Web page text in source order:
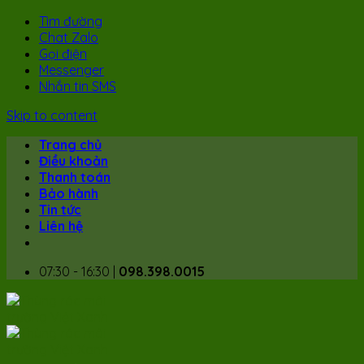
Tìm đường
Chat Zalo
Gọi điện
Messenger
Nhắn tin SMS
Skip to content
Trang chủ
Điều khoản
Thanh toán
Bảo hành
Tin tức
Liên hệ
07:30 - 16:30 | 098.398.0015